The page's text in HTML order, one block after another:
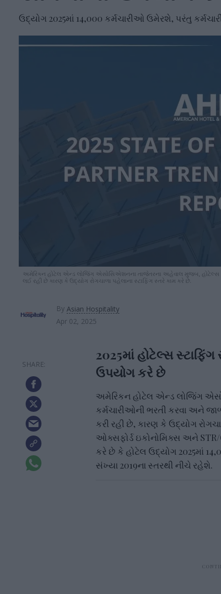
ઉદ્યોગ 2025માં 14,000 કર્મચારીઓ ઉમેરશે, પરંતુ
અમેરિકન હોટેલ એન્ડ લોજિંગ એસોસિએશનના તાજેતરના અહેવાલ મુજબ, હોટેલ્સ
લઈ રહી છે કારણ કે ઉદ્યોગ રોગચાળા પહેલાના સ્ટાફિંગ સ્તરે કામ કરે છે.
By Asian Hospitality
Apr 02, 2025
2025માં હોટેલ્સ
ઉપયોગ કરે છે
અમેરિકન હોટેલ એન્ડ લોજિંગ
કર્મચારીઓની ભરતી કરવા અને
કરી રહી છે, કારણ કે ઉદ્યોગ
ઓક્સફોર્ડ ઇકોનોમિક્સ અને
કરે છે કે હોટેલ ઉદ્યોગ 2025માં
સંખ્યા 2019ના સ્તરથી નીચે રહેશે.